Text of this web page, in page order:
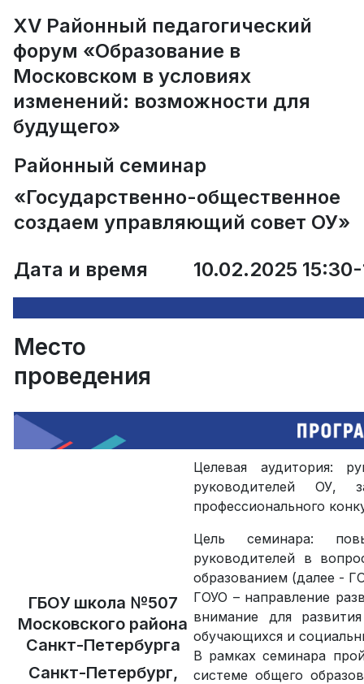
XV Районный педагогический
форум «Образование в
Московском в условиях
изменений: возможности для
будущего»
Районный семинар
«Государственно-
создаем управляющий совет ОУ»
Дата и время
10.02.2025
Место
проведения
ГБОУ школа №507
Московского района
Санкт-Петербурга
Санкт-Петербург,
Целевая аудитория:
руководителей ОУ,
профессионального
Цель семинара:
руководителей в
образованием (далее -
ГОУО – направление
внимание для
обучающихся и
В рамках семинара
системе общего